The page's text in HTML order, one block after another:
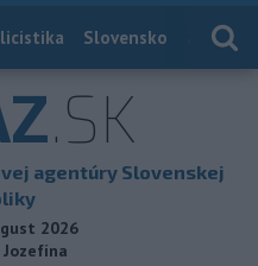
Slovensko
.SK
agentúry Slovenskej
2026
Jozefína